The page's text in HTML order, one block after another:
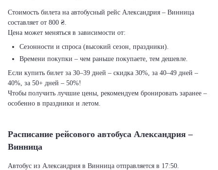
Стоимость билета на автобусный рейс Александрия – Винница
составляет от 800 ₴.
Цена может меняться в зависимости от:
Сезонности и спроса (высокий сезон, праздники).
Времени покупки – чем раньше покупаете, тем дешевле.
Если купить билет за 30–39 дней – скидка 30%, за 40–49 дней –
40%, за 50+ дней – 50%!
Чтобы получить лучшие цены, рекомендуем бронировать заранее –
особенно в праздники и летом.
Расписание рейсового автобуса Александрия –
Винница
Автобус из Александрия в Винница отправляется в 17:50.